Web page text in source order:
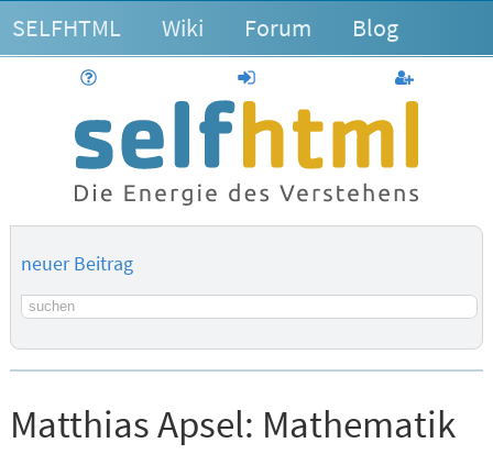
SELFHTML Wiki Forum Blog
anmelden
neuer Beitrag
Suchbegriff
Matthias Apsel: Mathematik